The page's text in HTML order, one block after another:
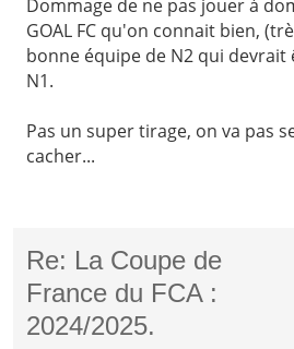
Dommage de ne pas jouer à
GOAL FC qu'on connait bien,
bonne équipe de N2 qui devrait
N1.
Pas un super tirage, on va pas
cacher...
Re: La Coupe de
France du FCA :
2024/2025.